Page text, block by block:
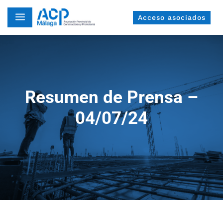
a Acceso asociados
Resumen de Prensa –
04/07/24